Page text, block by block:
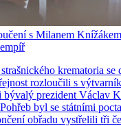
s Milanem
krematoria se
rozloučili s
prezident Václav
byl se státními
obřadu vystřelili tři